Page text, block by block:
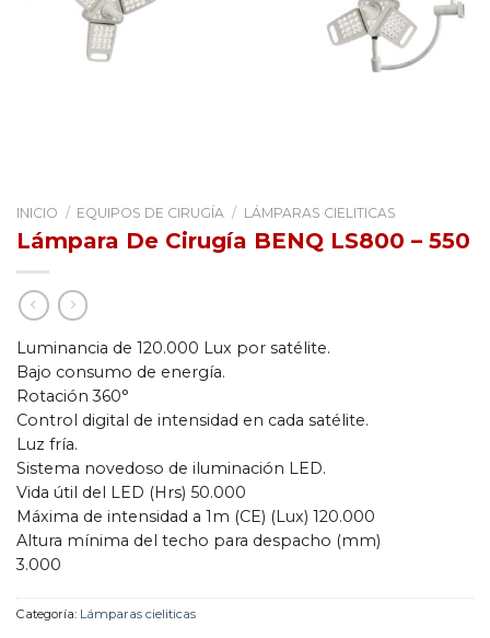
INICIO / EQUIPOS DE CIRUGÍA / LÁMPARAS CIELITICAS
Lámpara De Cirugía BENQ LS800 – 550
Luminancia de 120.000 Lux por satélite.
Bajo consumo de energía.
Rotación 360°
Control digital de intensidad en cada satélite.
Luz fría.
Sistema novedoso de iluminación LED.
Vida útil del LED (Hrs) 50.000
Máxima de intensidad a 1m (CE) (Lux) 120.000
Altura mínima del techo para despacho (mm)
3.000
Categoría: Lámparas cieliticas